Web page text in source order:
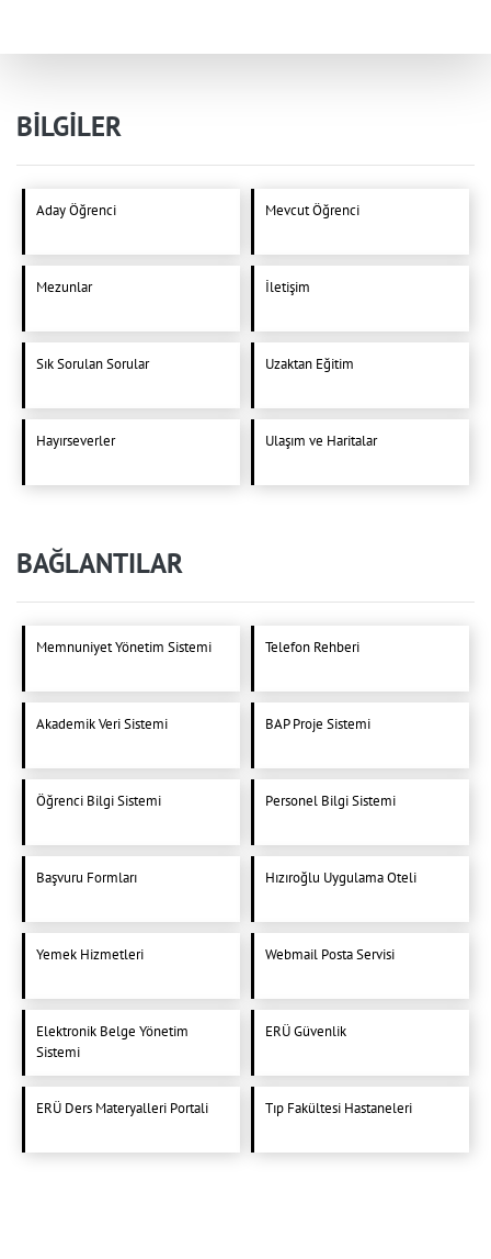
BİLGİLER
Aday Öğrenci Mevcut Öğrenci
Mezunlar İletişim
Sık Sorulan Sorular Uzaktan Eğitim
Hayırseverler Ulaşım ve Haritalar
BAĞLANTILAR
Memnuniyet Yönetim Sistemi Telefon Rehberi
Akademik Veri Sistemi BAP Proje Sistemi
Öğrenci Bilgi Sistemi Personel Bilgi Sistemi
Başvuru Formları Hızıroğlu Uygulama Oteli
Yemek Hizmetleri Webmail Posta Servisi
Elektronik Belge Yönetim
Sistemi
ERÜ Güvenlik
ERÜ Ders Materyalleri Portali Tıp Fakültesi Hastaneleri